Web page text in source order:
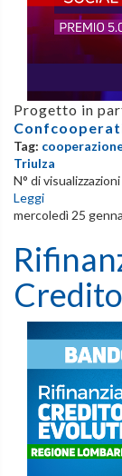
Progetto in
Tag:
Triulza
N° di visualizzazioni
Leggi
mercoledì 25